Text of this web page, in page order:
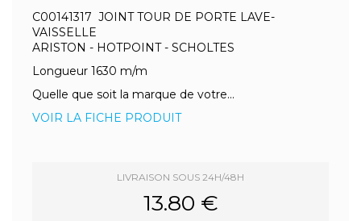
C00141317 JOINT TOUR DE PORTE LAVE-
VAISSELLE
ARISTON - HOTPOINT - SCHOLTES
Longueur 1630 m/m
Quelle que soit la marque de votre...
VOIR LA FICHE PRODUIT
LIVRAISON SOUS 24H/48H
13.80 €